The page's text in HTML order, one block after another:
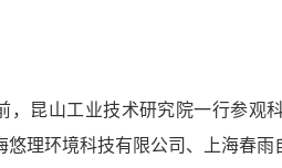
，昆山工业技术研究院一行参观
悠理环境科技有限公司 、上海春雨